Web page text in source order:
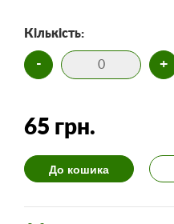
Кількість:
- +
65 грн.
До кошика